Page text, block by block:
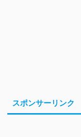
スポンサーリンク